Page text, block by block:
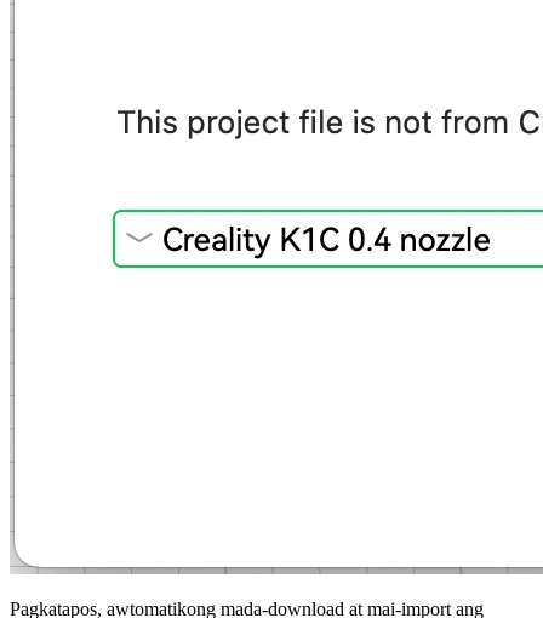
Pagkatapos, awtomatikong mada-download at mai-import ang